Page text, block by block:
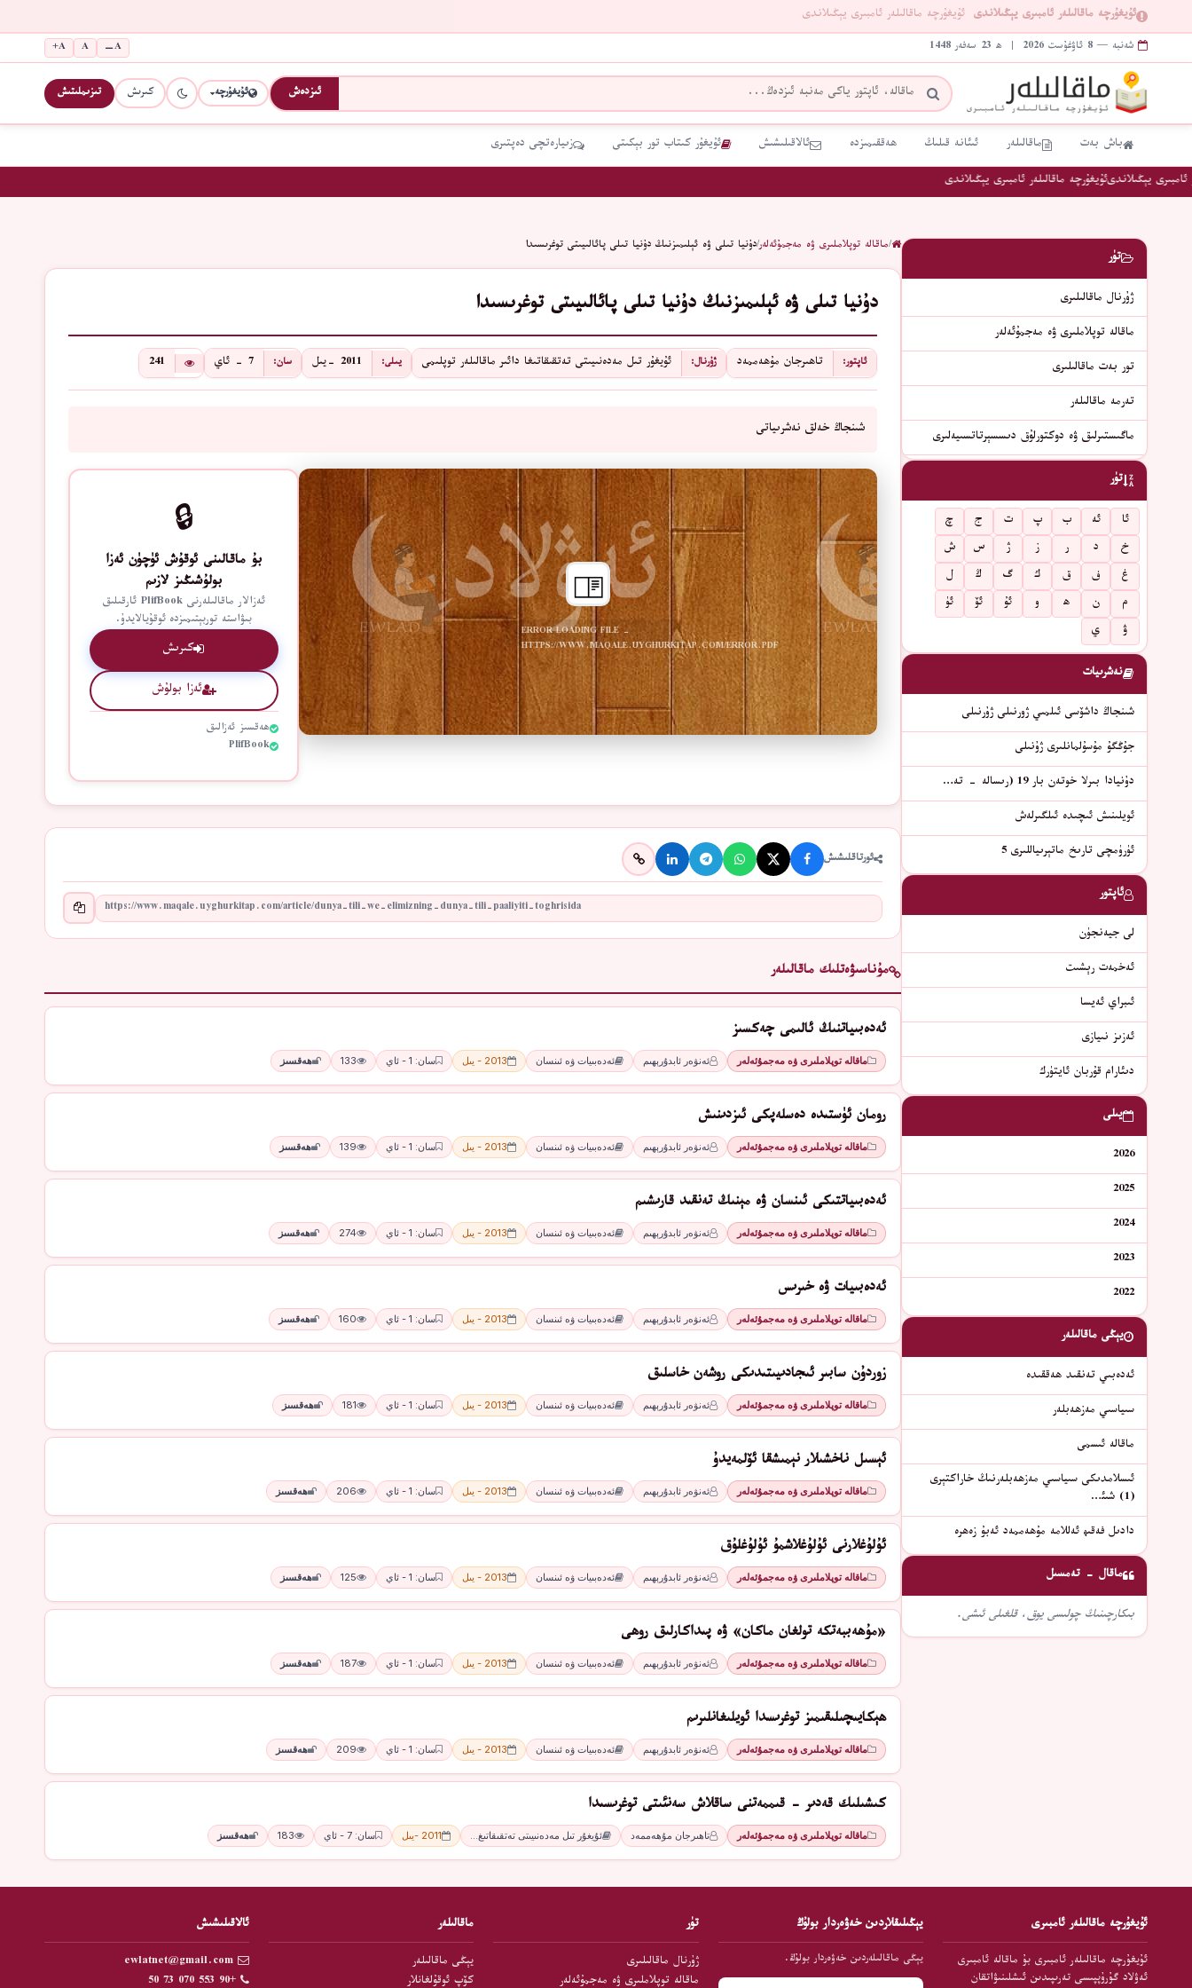
ئۇيغۇرچە ماقالىلەر ئامبىرى يېڭىلاندى ئۇيغۇرچە ماقالىلەر ئامبىرى يېڭىلاندى
شەنبە — 8 ئاۋغۇست 2026 | ھ 23 سەفەر 1448 A−
A
A+
ئىزدەش ئۇيغۇرچە كىرىش تىزىملىتىش
باش بەت ماقالىلەر ئىئانە قىلىڭ ھەققىمىزدە ئالاقىلىشىش ئۇيغۇر كىتاب تور بېكىتى زىيارەتچى دەپتىرى
يېڭىلاندىئۇيغۇرچە ماقالىلەر ئامبىرى يېڭىلاندى
/ماقالە توپلاملىرى ۋە مەجمۇئەلەر/دۇنيا تىلى ۋە ئېلىمىزنىڭ دۇنيا تىلى پائالىيىتى توغرىسىدا
دۇنيا تىلى ۋە ئېلىمىزنىڭ دۇنيا تىلى پائالىيىتى توغرىسىدا
ئاپتور: تاھىرجان مۇھەممەد ژۇرنال: ئۇيغۇر تىل مەدەنىيىتى تەتقىقاتىغا دائىر ماقالىلەر توپلىمى يىلى: 2011 -يىل سان: 7 - ئاي 241
شىنجاڭ خەلق نەشرىياتى
ERROR LOADING FILE -
HTTPS://WWW.MAQALE.UYGHURKITAP.COM/ERROR.PDF
🔒
بۇ ماقالىنى ئوقۇش ئۈچۈن ئەزا
بولۇشىڭىز لازىم
ئەزالار ماقالىلەرنى PlifBook ئارقىلىق
بىۋاستە توربېتىمىزدە ئوقۇيالايدۇ.
كىرىش
ئەزا بولۇش
ھەقسىز ئەزالىق
PlifBook
ئورتاقلىشىش
مۇناسىۋەتلىك ماقالىلەر
ئەدەبىياتنىڭ ئالىمى چەكسىز
ماقالە توپلاملىرى ۋە مەجمۇئەلەر ئەنۋەر ئابدۇرېھىم ئەدەبىيات ۋە ئىنسان 2013 - يىل سان: 1 - ئاي 133 ھەقسىز
رومان ئۈستىدە دەسلەپكى ئىزدىنىش
ماقالە توپلاملىرى ۋە مەجمۇئەلەر ئەنۋەر ئابدۇرېھىم ئەدەبىيات ۋە ئىنسان 2013 - يىل سان: 1 - ئاي 139 ھەقسىز
ئەدەبىياتتىكى ئىنسان ۋە مېنىڭ تەنقىد قارىشىم
ماقالە توپلاملىرى ۋە مەجمۇئەلەر ئەنۋەر ئابدۇرېھىم ئەدەبىيات ۋە ئىنسان 2013 - يىل سان: 1 - ئاي 274 ھەقسىز
ئەدەبىيات ۋە خىرىس
ماقالە توپلاملىرى ۋە مەجمۇئەلەر ئەنۋەر ئابدۇرېھىم ئەدەبىيات ۋە ئىنسان 2013 - يىل سان: 1 - ئاي 160 ھەقسىز
زوردۇن سابىر ئىجادىيىتىدىكى روشەن خاسلىق
ماقالە توپلاملىرى ۋە مەجمۇئەلەر ئەنۋەر ئابدۇرېھىم ئەدەبىيات ۋە ئىنسان 2013 - يىل سان: 1 - ئاي 181 ھەقسىز
ئېسىل ناخشىلار نېمىشقا ئۆلمەيدۇ
ماقالە توپلاملىرى ۋە مەجمۇئەلەر ئەنۋەر ئابدۇرېھىم ئەدەبىيات ۋە ئىنسان 2013 - يىل سان: 1 - ئاي 206 ھەقسىز
ئۇلۇغلارنى ئۇلۇغلاشمۇ ئۇلۇغلۇق
ماقالە توپلاملىرى ۋە مەجمۇئەلەر ئەنۋەر ئابدۇرېھىم ئەدەبىيات ۋە ئىنسان 2013 - يىل سان: 1 - ئاي 125 ھەقسىز
«مۇھەببەتكە تولغان ماكان» ۋە پىداكارلىق روھى
ماقالە توپلاملىرى ۋە مەجمۇئەلەر ئەنۋەر ئابدۇرېھىم ئەدەبىيات ۋە ئىنسان 2013 - يىل سان: 1 - ئاي 187 ھەقسىز
ھېكايىچىلىقىمىز توغرىسدا ئويلىغانلىرىم
ماقالە توپلاملىرى ۋە مەجمۇئەلەر ئەنۋەر ئابدۇرېھىم ئەدەبىيات ۋە ئىنسان 2013 - يىل سان: 1 - ئاي 209 ھەقسىز
كىشىلىك قەدىر - قىممەتنى ساقلاش سەنئىتى توغرىسىدا
ماقالە توپلاملىرى ۋە مەجمۇئەلەر تاھىرجان مۇھەممەد ئۇيغۇر تىل مەدەنىيىتى تەتقىقاتىغ… 2011 -يىل سان: 7 - ئاي 183 ھەقسىز
تۈر
ژۇرنال ماقالىلىرى
ماقالە توپلاملىرى ۋە مەجمۇئەلەر
تور بەت ماقالىلىرى
تەرمە ماقالىلەر
ماگىستىرلىق ۋە دوكتورلۇق دىسسېرتاتسىيەلىرى
تۈر
ئا ئە ب پ ت ج
چ
خ
د ر ز ژ س
ش
غ
ف ق ك گ ڭ
ل
م
ن ھ و ئۇ ئۆ
ئۈ
ۋ
ي
نەشرىيات
شىنجاڭ داشۆسى ئىلمىي ژورنىلى ژۇرنىلى
جۇڭگۇ مۇسۇلمانلىرى ژۇنىلى
دۇنيادا بىرلا خوتەن بار 19 (رىسالە - تە…
ئويلىنىش ئىچىدە ئىلگىرلەش
ئۈرۈمچى تارىخ ماتېرىياللىرى 5
ئاپتور
لى جيەنجۈن
ئەخمەت رېشىت
ئىبراي ئەيسا
ئەزىز نىيازى
دىئارام قۇربان ئايتۈرك
يىلى
2026
2025
2024
2023
2022
يېڭى ماقالىلەر
ئەدەبىي تەنقىد ھەققىدە
سىياسىي مەزھەبلەر
ماقالە ئىسمى
ئىسلامدىكى سىياسىي مەزھەبلەرنىڭ خاراكتېرى
(1) شىئ…
دادىل فەقىھ ئەللامە مۇھەممەد ئەبۇ زەھرە
ماقال - تەمسىل
بىكارچىنىڭ چولىسى يوق، قلغىلى ئىشى.
ئۇيغۇرچە ماقالىلەر ئامبىرى
ئۇيغۇرچە ماقالىلەر ئامبىرى بۇ ماقالە ئامبىرى
ئەۋلاد گۇرۇپپىسى تەرىپىدىن ئىشلىنىۋاتقان
يېڭىلىقلاردىن خەۋەردار بولۇڭ
يېڭى ماقالىلەردىن خەۋەردار بولۇڭ.
تۈر
ژۇرنال ماقالىلىرى
ماقالە توپلاملىرى ۋە مەجمۇئەلەر
ماقالىلەر
يېڭى ماقالىلەر
كۆپ ئوقۇلغانلار
ئالاقىلىشىش
ewlatnet@gmail.com
+90 553 070 73 50